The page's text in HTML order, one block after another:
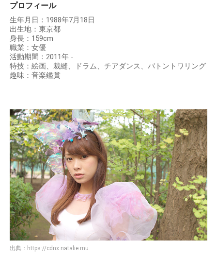
プロフィール
生年月日：1988年7月18日
出生地：東京都
身長：159cm
職業：女優
活動期間：2011年 -
特技：絵画、裁縫、ドラム、チアダンス、バトントワリング
趣味：音楽鑑賞
出典： https://cdnx.natalie.mu